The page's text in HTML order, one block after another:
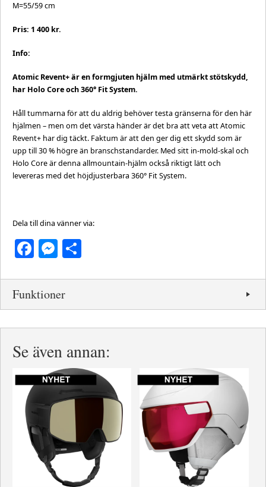
M=55/59 cm
Pris: 1 400 kr.
Info:
Atomic Revent+ är en formgjuten hjälm med utmärkt stötskydd,
har Holo Core och 360° Fit System.
Håll tummarna för att du aldrig behöver testa gränserna för den här
hjälmen – men om det värsta händer är det bra att veta att Atomic
Revent+ har dig täckt. Faktum är att den ger dig ett skydd som är
upp till 30 % högre än branschstandarder. Med sitt in-mold-skal och
Holo Core är denna allmountain-hjälm också riktigt lätt och
levereras med det höjdjusterbara 360° Fit System.
Dela till dina vänner via:
Facebook
Messenger
Funktioner
Se även annan: